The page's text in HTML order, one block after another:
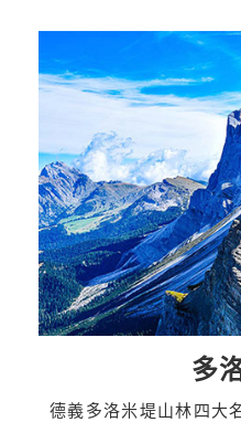
多
德義多洛米堤山林四大